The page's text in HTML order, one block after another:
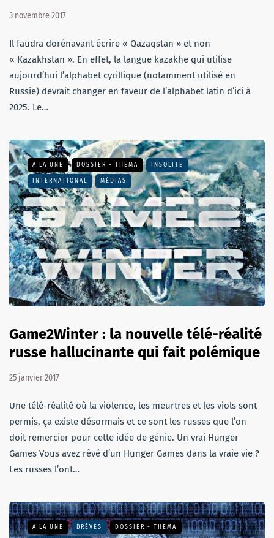
3 novembre 2017
Il faudra dorénavant écrire « Qazaqstan » et non
« Kazakhstan ». En effet, la langue kazakhe qui utilise
aujourd’hui l’alphabet cyrillique (notamment utilisé en
Russie) devrait changer en faveur de l’alphabet latin d’ici à
2025. Le…
A LA UNE DOSSIER - THEMA INSOLITE
INTERNATIONAL MÉDIAS
Game2Winter : la nouvelle télé-réalité
russe hallucinante qui fait polémique
25 janvier 2017
Une télé-réalité où la violence, les meurtres et les viols sont
permis, ça existe désormais et ce sont les russes que l’on
doit remercier pour cette idée de génie. Un vrai Hunger
Games Vous avez rêvé d’un Hunger Games dans la vraie vie ?
Les russes l’ont…
A LA UNE BRÈVES DOSSIER - THEMA